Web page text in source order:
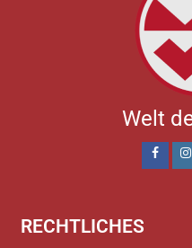
Welt
RECHTLICHES